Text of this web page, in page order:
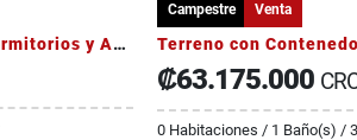
Casa de Lujo Amueblada con 4 Dormitorios y Amplio Jardín
Campestre Venta
₡63.175.000
0 Habitaciones / 1 Baño(s) /